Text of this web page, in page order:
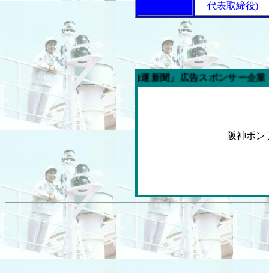
代表取締役)
の「内航海運新聞」広告スポンサー企業
阪神ポ